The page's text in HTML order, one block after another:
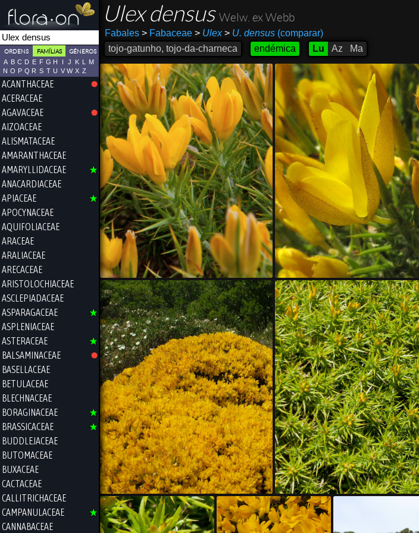
ORDENS FAMÍLIAS GÉNEROS
A B C D E F G H I J K L
M
N O P Q R S T U V W X Z
ACANTHACEAE
ACERACEAE
AGAVACEAE
AIZOACEAE
ALISMATACEAE
AMARANTHACEAE
AMARYLLIDACEAE
ANACARDIACEAE
APIACEAE
APOCYNACEAE
AQUIFOLIACEAE
ARACEAE
ARALIACEAE
ARECACEAE
ARISTOLOCHIACEAE
ASCLEPIADACEAE
ASPARAGACEAE
ASPLENIACEAE
ASTERACEAE
BALSAMINACEAE
BASELLACEAE
BETULACEAE
BLECHNACEAE
BORAGINACEAE
BRASSICACEAE
BUDDLEJACEAE
BUTOMACEAE
BUXACEAE
CACTACEAE
CALLITRICHACEAE
CAMPANULACEAE
CANNABACEAE
Ulex densus Welw. ex Webb
Fabales >Fabaceae > Ulex > U. densus(comparar)
tojo-gatunho, tojo-da-charneca
endémica Lu Az Ma